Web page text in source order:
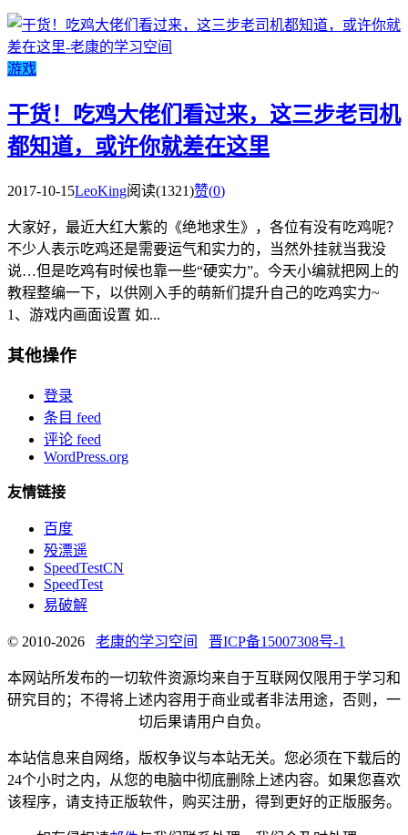
游戏
干货！吃鸡大佬们看过来，这三步老司机
都知道，或许你就差在这里
2017-10-15LeoKing阅读(1321)赞(0)
大家好，最近大红大紫的《绝地求生》，各位有没有吃鸡呢？
不少人表示吃鸡还是需要运气和实力的，当然外挂就当我没
说…但是吃鸡有时候也靠一些“硬实力”。今天小编就把网上的
教程整编一下，以供刚入手的萌新们提升自己的吃鸡实力~
1、游戏内画面设置 如...
其他操作
登录
条目 feed
评论 feed
WordPress.org
友情链接
百度
殁漂遥
SpeedTestCN
SpeedTest
易破解
© 2010-2026 老康的学习空间 晋ICP备15007308号-1
本网站所发布的一切软件资源均来自于互联网仅限用于学习和
研究目的；不得将上述内容用于商业或者非法用途，否则，一
切后果请用户自负。
本站信息来自网络，版权争议与本站无关。您必须在下载后的
24个小时之内，从您的电脑中彻底删除上述内容。如果您喜欢
该程序，请支持正版软件，购买注册，得到更好的正版服务。